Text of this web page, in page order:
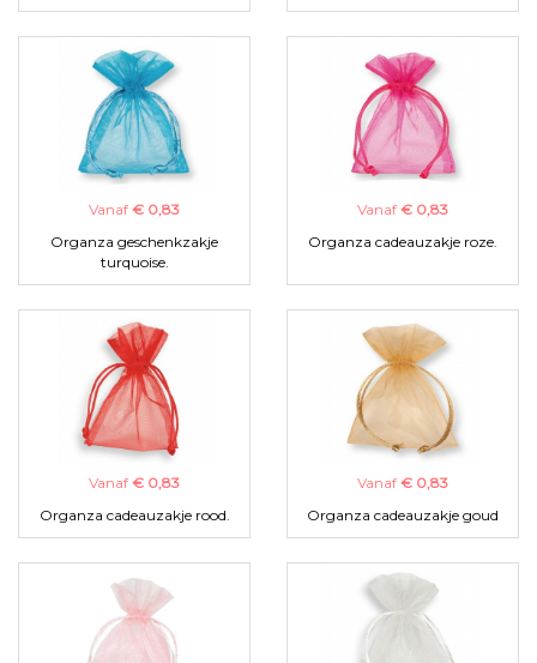
Vanaf € 0,83
Organza geschenkzakje
turquoise.
Vanaf € 0,83
Organza cadeauzakje roze.
Vanaf € 0,83
Organza cadeauzakje rood.
Vanaf € 0,83
Organza cadeauzakje goud